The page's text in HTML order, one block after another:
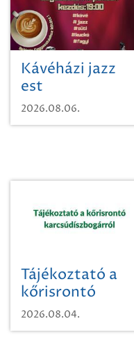
Kávéházi jazz
est
2026.08.06.
Tájékoztató a
kőrisrontó
2026.08.04.